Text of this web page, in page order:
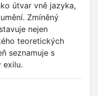
útvar vně jazyka,
Zmíněný
nejen
teoretických
seznamuje s
exilu.